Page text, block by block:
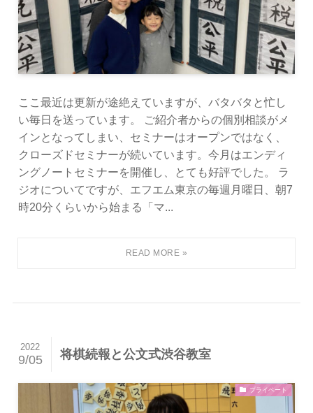
ここ最近は更新が途絶えていますが、バタバタと忙し
い毎日を送っています。 ご紹介者からの個別相談がメ
インとなってしまい、セミナーはオープンではなく、
クローズドセミナーが続いています。今月はエンディ
ングノートセミナーを開催し、とても好評でした。 ラ
ジオについてですが、エフエム東京の毎週月曜日、朝7
時20分くらいから始まる「マ...
将棋続報と公文式渋谷教室
2022
9/05
プライベート